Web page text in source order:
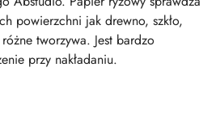
powierzchni jak drewno, szkło,
tworzywa. Jest bardzo
przy nakładaniu.